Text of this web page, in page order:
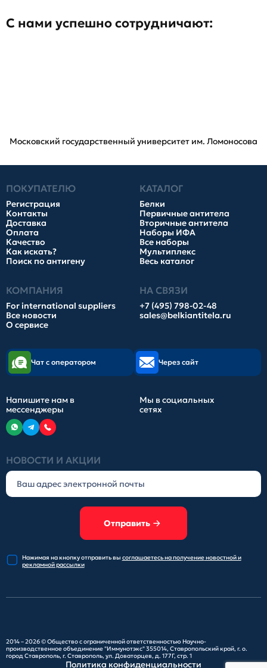
С нами успешно сотрудничают:
Московский государственный университет им. Ломоносова
ПОКУПАТЕЛЮ
Регистрация
Контакты
Доставка
Оплата
Качество
Как искать?
Поиск по антигену
КАТАЛОГ
Белки
Первичные антитела
Вторичные антитела
Наборы ИФА
Все наборы
Мультиплекс
Весь каталог
КОМПАНИЯ
For international suppliers
Все новости
О сервисе
НА СВЯЗИ
+7 (495) 798-02-48
sales@belkiantitela.ru
НОВОСТИ И АКЦИИ
Отправить
Нажимая на кнопку отправитьвы соглашаетесь на получениеновостной и
рекламной рассылки
Чат с оператором Через сайт
Напишите нам в
мессенджеры
Мы в социальных
сетях
2014 – 2026 ©Общество с ограниченной ответственностью Научно-
производственное объединение "Иммунотэкс"355014, Ставропольский край, г. о.
город Ставрополь, г. Ставрополь, ул. Доваторцев, д. 177Г, стр. 1
Политика конфиденциальности